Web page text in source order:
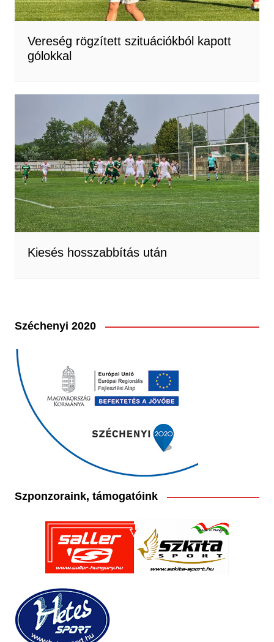
Vereség rögzített szituációkból kapott
gólokkal
Kiesés hosszabbítás után
Széchenyi 2020
Szponzoraink, támogatóink